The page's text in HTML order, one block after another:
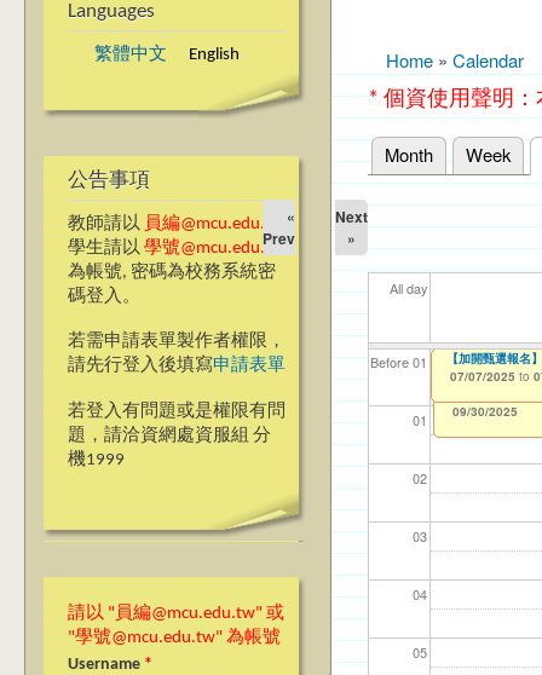
Languages
繁體中文 English
公告事項
教師請以 員編@mcu.edu.tw
學生請以 學號@mcu.edu.tw
為帳號, 密碼為校務系統密
碼登入。
若需申請表單製作者權限，
請先行登入後填寫申請表單
若登入有問題或是權限有問
題，請洽資網處資服組 分
機1999
請以 "員編@mcu.edu.tw" 或
"學號@mcu.edu.tw" 為帳號
Username *
You are here
Home » Calendar
* 個資使用聲明
Primary tabs
Month Week
«
Prev
Next
»
All day
Before 01
01
02
03
04
05
【資網處】
整合系統～表單
12/31/2027
我愛銘傳我愛養
校區)
09/30/2025
【財
11/
【財
11/
114
04/
114
02/
【加開甄選報名
07/07/2025 to